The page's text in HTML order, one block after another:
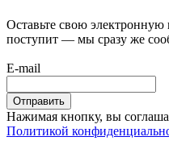
Оставьте свою электронную
поступит — мы сразу же
E-mail
Отправить
Нажимая кнопку, вы
Политикой